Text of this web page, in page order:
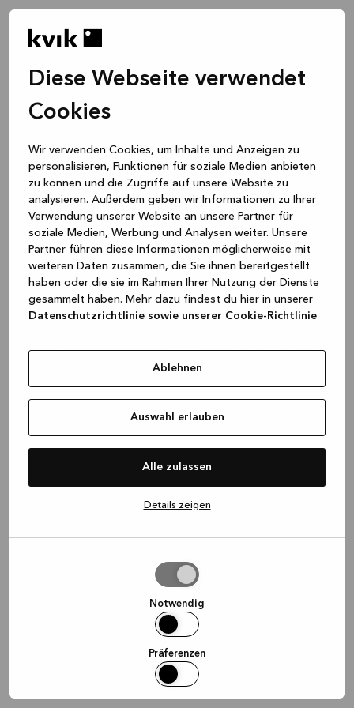
Diese Webseite verwendet
Cookies
Wir verwenden Cookies, um Inhalte und Anzeigen zu
personalisieren, Funktionen für soziale Medien anbieten
zu können und die Zugriffe auf unsere Website zu
analysieren. Außerdem geben wir Informationen zu Ihrer
Verwendung unserer Website an unsere Partner für
soziale Medien, Werbung und Analysen weiter. Unsere
Partner führen diese Informationen möglicherweise mit
weiteren Daten zusammen, die Sie ihnen bereitgestellt
haben oder die sie im Rahmen Ihrer Nutzung der Dienste
gesammelt haben. Mehr dazu findest du hier in unserer
Datenschutzrichtlinie sowie unserer Cookie-Richtlinie
Ablehnen
Auswahl erlauben
Alle zulassen
Details zeigen
Notwendig
Präferenzen
loadingwww.kvik.de (see the browser console for more
information)